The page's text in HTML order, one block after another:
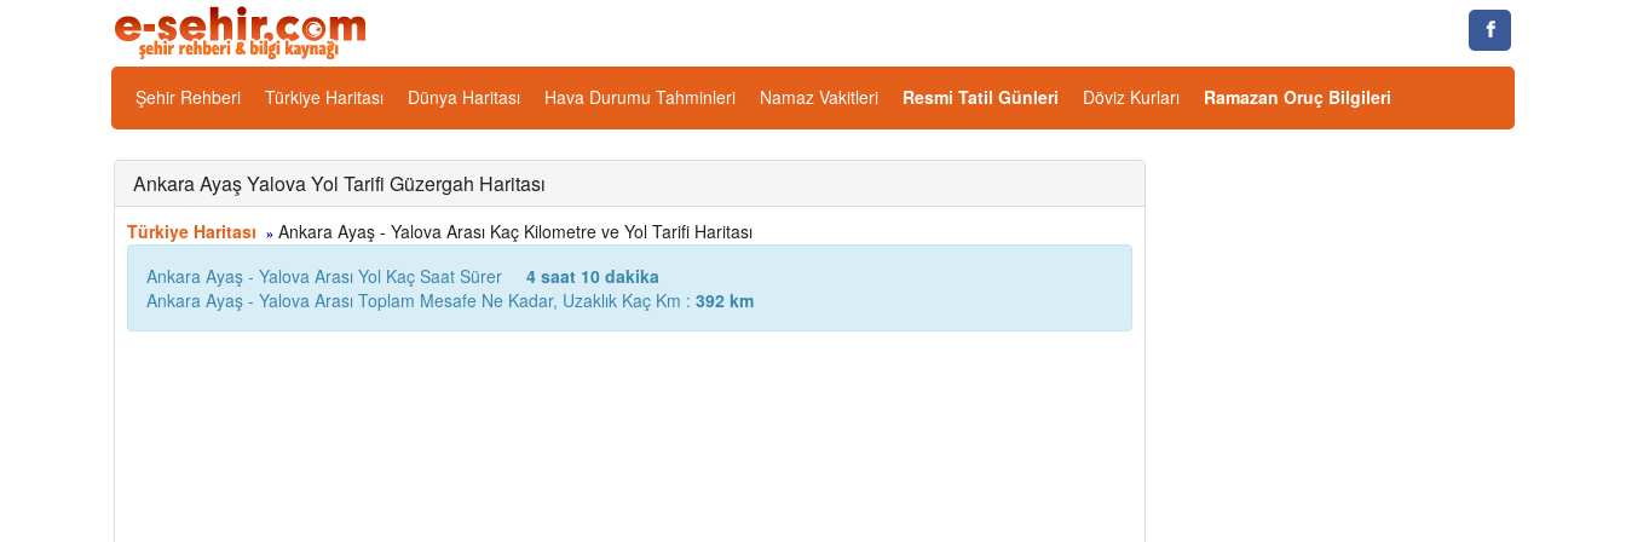
Şehir Rehberi Türkiye Haritası Dünya Haritası Hava Durumu Tahminleri Namaz Vakitleri Resmi Tatil Günleri Döviz Kurları Ramazan Oruç Bilgileri
Ankara Ayaş Yalova Yol Tarifi Güzergah Haritası
Türkiye Haritası » Ankara Ayaş - Yalova Arası Kaç Kilometre ve Yol Tarifi Haritası
Ankara Ayaş - Yalova Arası Yol Kaç Saat Sürer
4 saat 10 dakika
Ankara Ayaş - Yalova Arası Toplam Mesafe Ne Kadar, Uzaklık Kaç Km : 392 km